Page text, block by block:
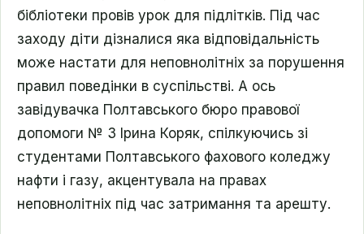
бібліотеки провів урок для підлітків. Під час
заходу діти дізналися яка відповідальність
може настати для неповнолітніх за порушення
правил поведінки в суспільстві. А ось
завідувачка Полтавського бюро правової
допомоги № 3 Ірина Коряк, спілкуючись зі
студентами Полтавського фахового коледжу
нафти і газу, акцентувала на правах
неповнолітніх під час затримання та арешту.